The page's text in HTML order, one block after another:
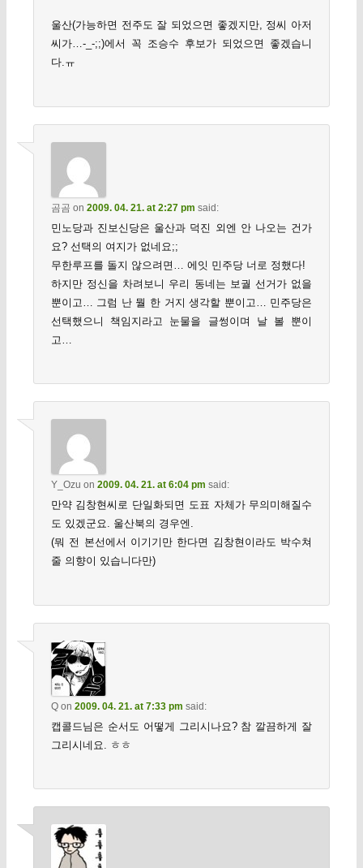
울산(가능하면 전주도 잘 되었으면 좋겠지만, 정씨 아저
씨가…-_-;;)에서 꼭 조승수 후보가 되었으면 좋겠습니
다.ㅠ
곰곰 on 2009. 04. 21. at 2:27 pm said:
민노당과 진보신당은 울산과 덕진 외엔 안 나오는 건가
요? 선택의 여지가 없네요;;
무한루프를 돌지 않으려면… 에잇 민주당 너로 정했다!
하지만 정신을 차려보니 우리 동네는 보궐 선거가 없을
뿐이고… 그럼 난 뭘 한 거지 생각할 뿐이고… 민주당은
선택했으니 책임지라고 눈물을 글썽이며 날 볼 뿐이
고…
Y_Ozu on 2009. 04. 21. at 6:04 pm said:
만약 김창현씨로 단일화되면 도표 자체가 무의미해질수
도 있겠군요. 울산북의 경우엔.
(뭐 전 본선에서 이기기만 한다면 김창현이라도 박수쳐
줄 의향이 있습니다만)
Qon 2009. 04. 21. at 7:33 pm said:
캡콜드님은 순서도 어떻게 그리시나요? 참 깔끔하게 잘
그리시네요. ㅎㅎ